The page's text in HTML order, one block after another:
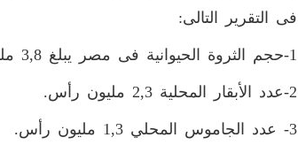
فى التقرير التالى:
1-حجم الثروة الحيوانية فى مصر يبلغ 3,8 مليون رأس.
2-عدد الأبقار المحلية 2,3 مليون رأس.
3- عدد الجاموس المحلي 1,3 مليون رأس.